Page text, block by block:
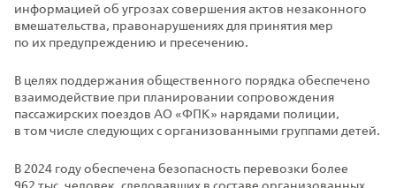
информацией об угрозах совершения актов незаконного
вмешательства, правонарушениях для принятия мер
по их предупреждению и пресечению.
В целях поддержания общественного порядка обеспечено
взаимодействие при планировании сопровождения
пассажирских поездов АО «ФПК» нарядами полиции,
в том числе следующих с организованными группами детей.
В 2024 году обеспечена безопасность перевозки более